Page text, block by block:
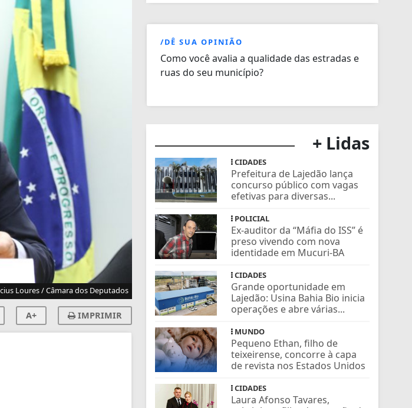
Loures / Câmara dos Deputados
A+ IMPRIMIR
/DÊ SUA OPINIÃO
Como você avalia a qualidade das estradas e
ruas do seu município?
+ Lidas
CIDADES
Prefeitura de Lajedão lança
concurso público com vagas
efetivas para diversas...
POLICIAL
Ex-auditor da “Máfia do ISS” é
preso vivendo com nova
identidade em Mucuri-BA
CIDADES
Grande oportunidade em
Lajedão: Usina Bahia Bio inicia
operações e abre várias...
MUNDO
Pequeno Ethan, filho de
teixeirense, concorre à capa
de revista nos Estados Unidos
CIDADES
Laura Afonso Tavares,